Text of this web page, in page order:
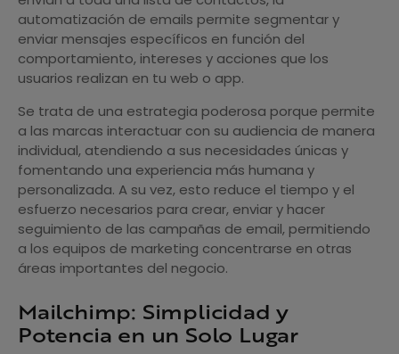
automatización de emails permite segmentar y
enviar mensajes específicos en función del
comportamiento, intereses y acciones que los
usuarios realizan en tu web o app.
Se trata de una estrategia poderosa porque permite
a las marcas interactuar con su audiencia de manera
individual, atendiendo a sus necesidades únicas y
fomentando una experiencia más humana y
personalizada. A su vez, esto reduce el tiempo y el
esfuerzo necesarios para crear, enviar y hacer
seguimiento de las campañas de email, permitiendo
a los equipos de marketing concentrarse en otras
áreas importantes del negocio.
Mailchimp: Simplicidad y
Potencia en un Solo Lugar